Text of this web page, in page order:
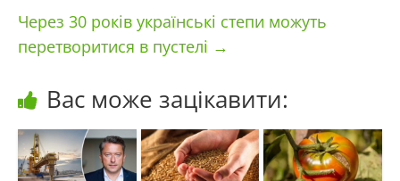
Через 30 років українські степи можуть
перетворитися в пустелі →
Вас може зацікавити: